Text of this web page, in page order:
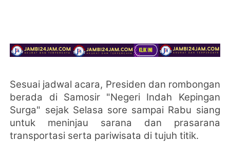
Sesuai jadwal acara, Presiden dan rombongan
berada di Samosir "Negeri Indah Kepingan
Surga" sejak Selasa sore sampai Rabu siang
untuk meninjau sarana dan prasarana
transportasi serta pariwisata di tujuh titik.